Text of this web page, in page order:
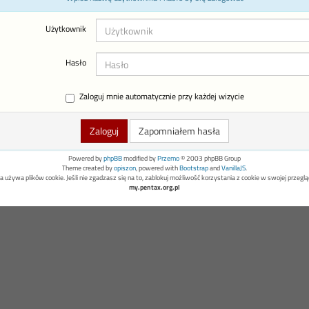
Użytkownik
Hasło
Zaloguj mnie automatycznie przy każdej wizycie
Zapomniałem hasła
Powered byphpBBmodified byPrzemo© 2003 phpBB Group
Theme created byopiszon, powered withBootstrapandVanillaJS.
używa plików cookie. Jeśli nie zgadzasz się na to, zablokuj możliwość korzystania z cookie w swojej
my.pentax.org.pl